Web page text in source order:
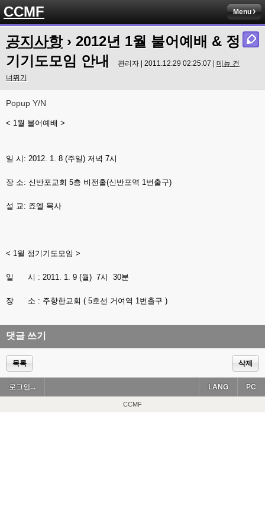
CCMF Menu
공지사항› 2012년 1월 불어예배 & 정
기기도모임 안내
관리자 | 2011.12.29 02:25:07 | 메뉴 건
너뛰기
Popup Y/N
< 1월 불어예배 >
일 시: 2012. 1. 8 (주일) 저녁 7시
장 소: 신반포교회 5층 비전홀(신반포역 1번출구)
설 교: 죠엘 목사
< 1월 정기기도모임 >
일 시 : 2011. 1. 9 (월) 7시 30분
장 소 : 주향한교회 ( 5호선 거여역 1번출구 )
댓글 쓰기
목록 삭제
로그인... PC
LANG
CCMF